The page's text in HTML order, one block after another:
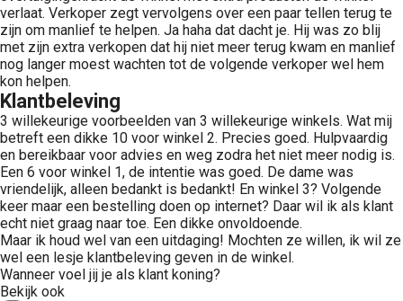
verlaat. Verkoper zegt vervolgens over een paar tellen terug te
zijn om manlief te helpen. Ja haha dat dacht je. Hij was zo blij
met zijn extra verkopen dat hij niet meer terug kwam en manlief
nog langer moest wachten tot de volgende verkoper wel hem
kon helpen.
Klantbeleving
3 willekeurige voorbeelden van 3 willekeurige winkels. Wat mij
betreft een dikke 10 voor winkel 2. Precies goed. Hulpvaardig
en bereikbaar voor advies en weg zodra het niet meer nodig is.
Een 6 voor winkel 1, de intentie was goed. De dame was
vriendelijk, alleen bedankt is bedankt! En winkel 3? Volgende
keer maar een bestelling doen op internet? Daar wil ik als klant
echt niet graag naar toe. Een dikke onvoldoende.
Maar ik houd wel van een uitdaging! Mochten ze willen, ik wil ze
wel een lesje klantbeleving geven in de winkel.
Wanneer voel jij je als klant koning?
Bekijk ook